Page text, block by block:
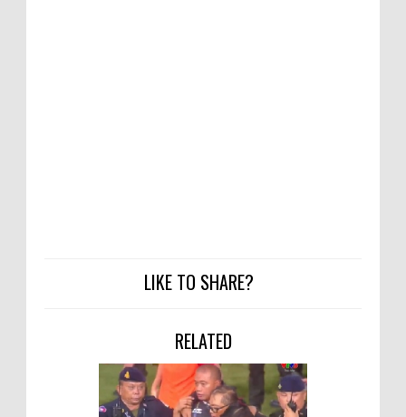
LIKE TO SHARE?
RELATED